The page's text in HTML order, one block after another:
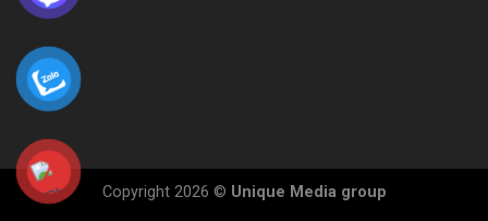
Copyright 2026 © Unique Media group